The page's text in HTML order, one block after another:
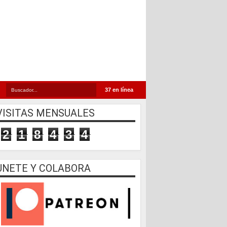
37 en línea
MENSUALES
2 1 8 4 3 4
Y COLABORA